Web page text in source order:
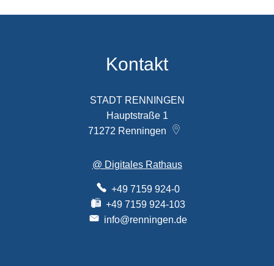
Kontakt
STADT RENNINGEN
Hauptstraße 1
71272 Renningen
@ Digitales Rathaus
+49 7159 924-0
+49 7159 924-103
info@renningen.de